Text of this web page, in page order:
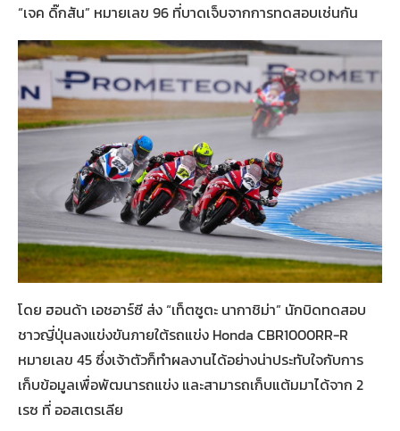
“เจค ดิ๊กสัน” หมายเลข 96 ที่บาดเจ็บจากการทดสอบเช่นกัน
โดย ฮอนด้า เอชอาร์ซี ส่ง “เท็ตซูตะ นากาชิม่า” นักบิดทดสอบ
ชาวญี่ปุ่นลงแข่งขันภายใต้รถแข่ง Honda CBR1000RR-R
หมายเลข 45 ซึ่งเจ้าตัวก็ทำผลงานได้อย่างน่าประทับใจกับการ
เก็บข้อมูลเพื่อพัฒนารถแข่ง และสามารถเก็บแต้มมาได้จาก 2
เรซ ที่ ออสเตรเลีย